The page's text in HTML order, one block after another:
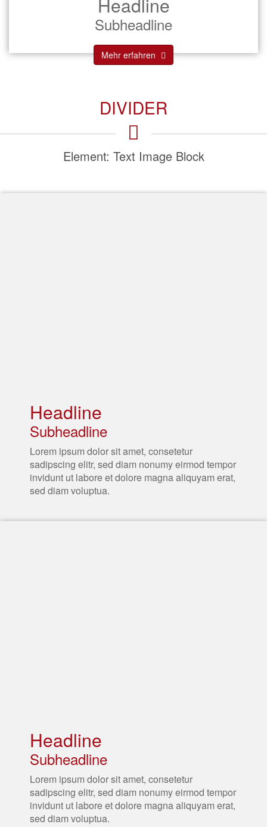
Subheadline
Mehr erfahren
DIVIDER
Element: Text Image Block
Headline
Subheadline
Lorem ipsum dolor sit amet, consetetur
sadipscing elitr, sed diam nonumy eirmod tempor
invidunt ut labore et dolore magna aliquyam erat,
sed diam voluptua.
Headline
Subheadline
Lorem ipsum dolor sit amet, consetetur
sadipscing elitr, sed diam nonumy eirmod tempor
invidunt ut labore et dolore magna aliquyam erat,
sed diam voluptua.